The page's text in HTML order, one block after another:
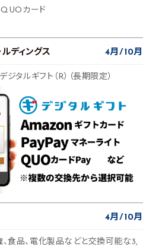
カード
ディングス 4月 10月
タルギフト（R）（長期限定）
4月 10月
、食品、電化製品などと交換可能な3,